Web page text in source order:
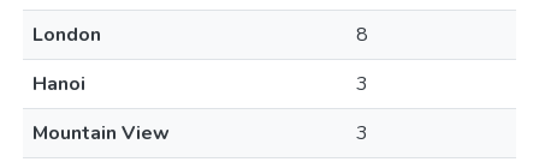
London
8
Hanoi
3
Mountain View
3